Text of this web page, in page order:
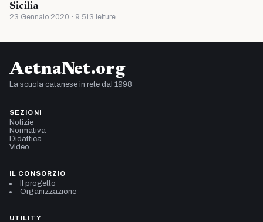
Sicilia
23 Gennaio 2020 · 9.513 letture
AetnaNet.org
La scuola catanese in rete dal 1998
SEZIONI
Notizie
Normativa
Didattica
Video
IL CONSORZIO
Il progetto
Organizzazione
UTILITY